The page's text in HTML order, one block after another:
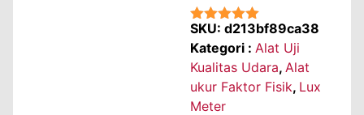
★★★★★
SKU:d213bf89ca38
Kategori : Alat Uji
Kualitas Udara,Alat
ukur Faktor Fisik, Lux
Meter